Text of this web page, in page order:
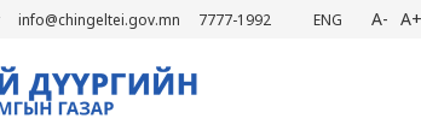
info@chingeltei.gov.mn 7777-1992 ENG A- A+